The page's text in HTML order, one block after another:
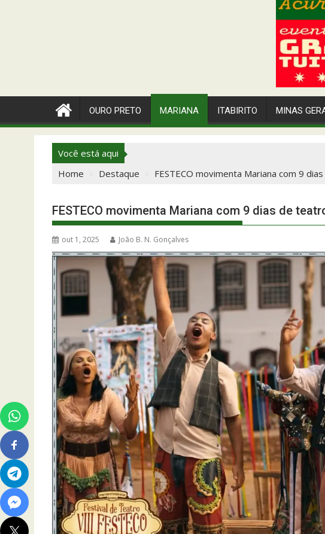
OURO PRETO MARIANA ITABIRITO MINAS
Você está aqui
Home
Destaque FESTECO movimenta Mariana com 9
FESTECO movimenta Mariana com 9 dias de
out 1, 2025 João B. N. Gonçalves